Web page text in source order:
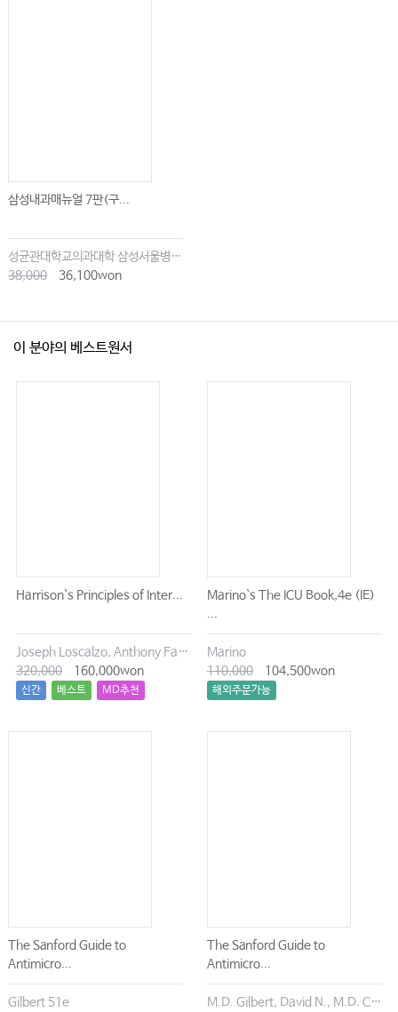
삼성내과매뉴얼 7판(구...
성균관대학교의과대학 삼성서울병원내과
38,000
36,100won
이 분야의 베스트원서
Harrison`s Principles of Inter...
Joseph Loscalzo, Anthony Fauci, Dennis Kasper, Stephen Hauser, Dan Longo, J. Larry Jameson
320,000
160,000won
신간 베스트 MD추천
Marino`s The ICU Book,4e (IE)
...
Marino
110,000
104,500won
해외주문가능
The Sanford Guide to
Antimicro...
Gilbert 51e
The Sanford Guide to
Antimicro...
M.D. Gilbert, David N., M.D. Chambers, Henry F., M.D. Eliopoulos, George M., M.D. Saag, Michael S., M.D. Pavia, Andrew T.